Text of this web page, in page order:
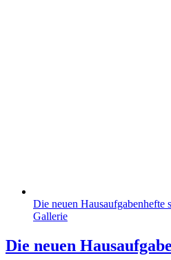
Die neuen Hausaufgabenhefte
Gallerie
Die neuen